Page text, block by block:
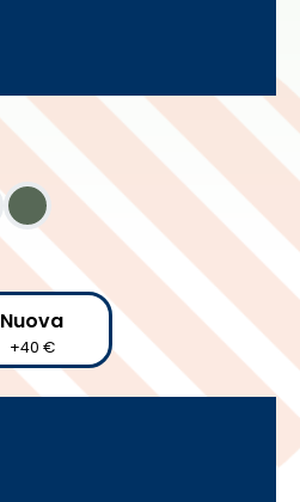
Nuova
+40 €